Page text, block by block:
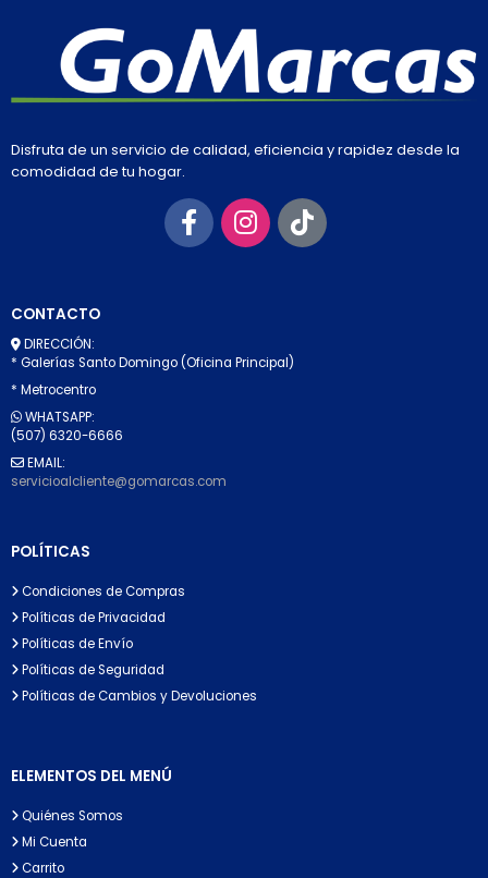
Disfruta de un servicio de calidad, eficiencia y rapidez desde la
comodidad de tu hogar.
CONTACTO
DIRECCIÓN:
* Galerías Santo Domingo (Oficina Principal)
* Metrocentro
WHATSAPP:
(507) 6320-6666
EMAIL:
servicioalcliente@gomarcas.com
POLÍTICAS
Condiciones de Compras
Políticas de Privacidad
Políticas de Envío
Políticas de Seguridad
Políticas de Cambios y Devoluciones
ELEMENTOS DEL MENÚ
Quiénes Somos
Mi Cuenta
Carrito